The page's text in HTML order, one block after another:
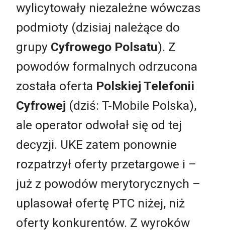
wylicytowały niezależne wówczas
podmioty (dzisiaj należące do
grupy Cyfrowego Polsatu). Z
powodów formalnych odrzucona
została oferta Polskiej Telefonii
Cyfrowej (dziś: T-Mobile Polska),
ale operator odwołał się od tej
decyzji. UKE zatem ponownie
rozpatrzył oferty przetargowe i –
już z powodów merytorycznych –
uplasował ofertę PTC niżej, niż
oferty konkurentów. Z wyroków